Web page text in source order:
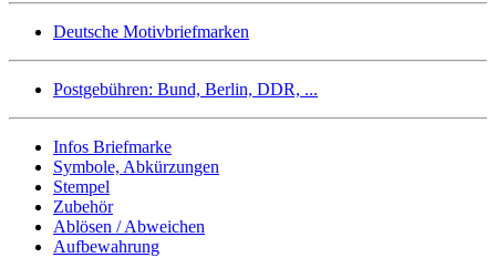
Deutsche Motivbriefmarken
Postgebühren: Bund, Berlin, DDR, ...
Infos Briefmarke
Symbole, Abkürzungen
Stempel
Zubehör
Ablösen / Abweichen
Aufbewahrung